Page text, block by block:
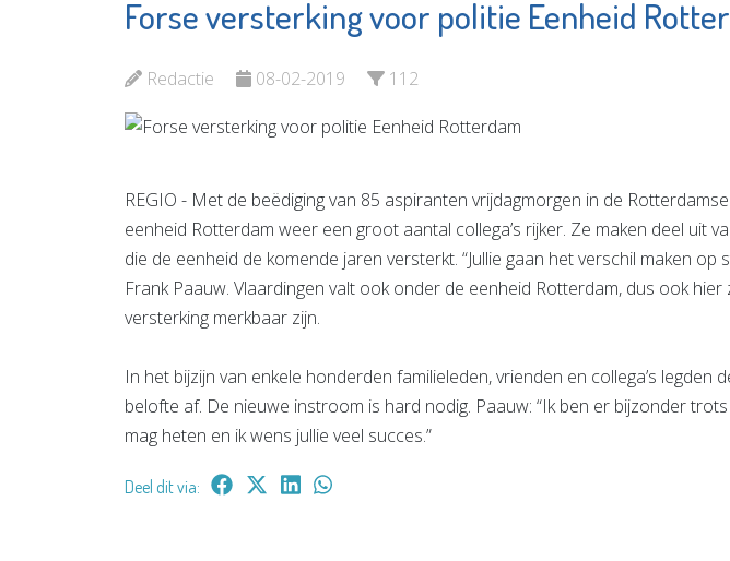
Forse versterking voor politie Eenheid
Redactie 08-02-2019 112
REGIO - Met de beëdiging van 85 aspiranten vrijdagmorgen in de
eenheid Rotterdam weer een groot aantal collega’s rijker. Ze maken deel uit
die de eenheid de komende jaren versterkt. “Jullie gaan het verschil maken op
Frank Paauw. Vlaardingen valt ook onder de eenheid Rotterdam, dus ook hier
versterking merkbaar zijn.
In het bijzijn van enkele honderden familieleden, vrienden en collega’s legden
belofte af. De nieuwe instroom is hard nodig. Paauw: “Ik ben er bijzonder
mag heten en ik wens jullie veel succes.”
Deel dit via:
Stichting
Bekijk de pagina
Partycentrum
Prikkewater